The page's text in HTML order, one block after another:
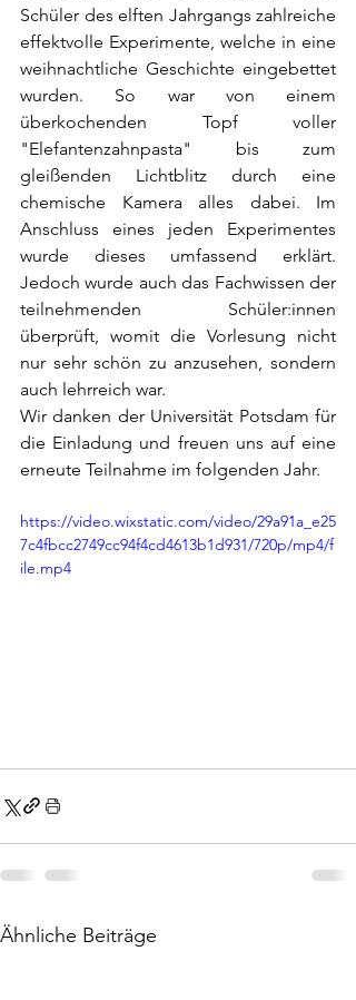
Schüler des elften Jahrgangs zahlreiche
effektvolle Experimente, welche in eine
weihnachtliche Geschichte eingebettet
wurden. So war von einem
überkochenden Topf voller
"Elefantenzahnpasta" bis zum
gleißenden Lichtblitz durch eine
chemische Kamera alles dabei. Im
Anschluss eines jeden Experimentes
wurde dieses umfassend erklärt.
Jedoch wurde auch das Fachwissen der
teilnehmenden Schüler:innen
überprüft, womit die Vorlesung nicht
nur sehr schön zu anzusehen, sondern
auch lehrreich war.
Wir danken der Universität Potsdam für
die Einladung und freuen uns auf eine
erneute Teilnahme im folgenden Jahr.
https://video.wixstatic.com/video/29a91a_e25
7c4fbcc2749cc94f4cd4613b1d931/720p/mp4/f
ile.mp4
Ähnliche Beiträge